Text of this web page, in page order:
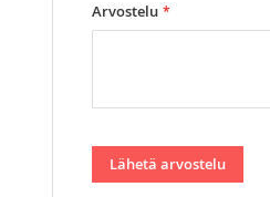
Arvostelu
Lähetä arvostelu